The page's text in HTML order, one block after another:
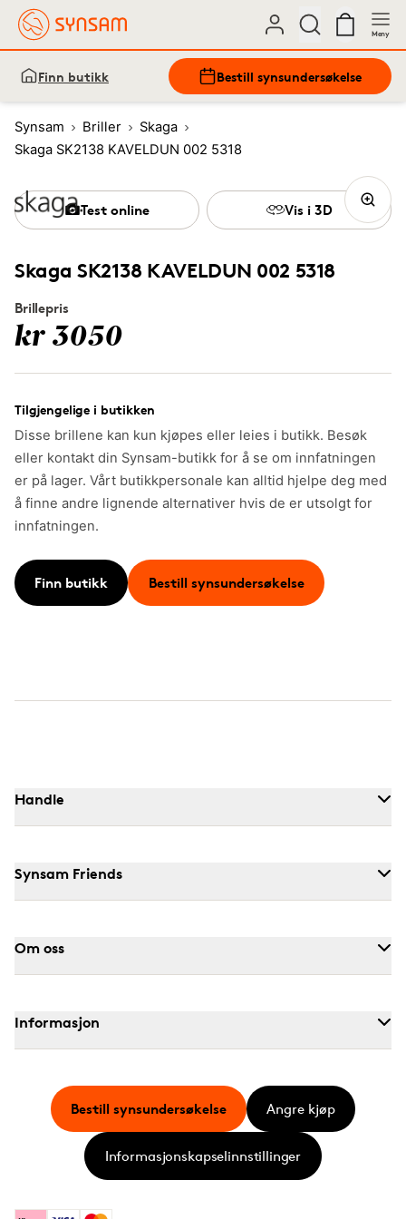
Meny
Finn butikk Bestill synsundersøkelse
Synsam Briller
Skaga
Skaga SK2138 KAVELDUN 002 5318
Skaga SK2138 KAVELDUN 002 5318
Brillepris
kr 3050
Tilgjengelige i butikken
Disse brillene kan kun kjøpes eller leies i butikk. Besøk
eller kontakt din Synsam-butikk for å se om innfatningen
er på lager. Vårt butikkpersonale kan alltid hjelpe deg med
å finne andre lignende alternativer hvis de er utsolgt for
innfatningen.
Finn butikk Bestill synsundersøkelse
Test online Vis i 3D
Handle
Synsam Friends
Om oss
Informasjon
Bestill synsundersøkelse Angre kjøp
Informasjonskapselinnstillinger